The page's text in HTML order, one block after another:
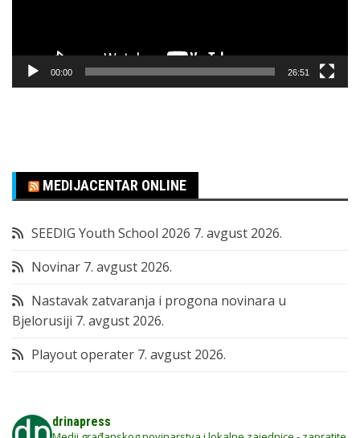
00:00 26:51
MEDIJACENTAR ONLINE
SEEDIG Youth School 2026 7. avgust 2026.
Novinar 7. avgust 2026.
Nastavak zatvaranja i progona novinara u
Bjelorusiji 7. avgust 2026.
Playout operater 7. avgust 2026.
drinapress